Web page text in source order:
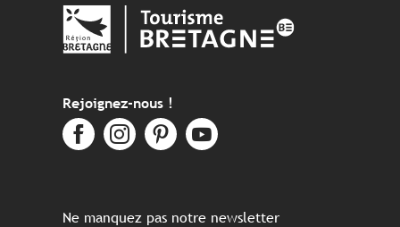
Rejoignez-nous !
Ne manquez pas notre newsletter